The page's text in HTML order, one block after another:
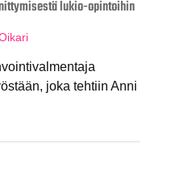
lukio-opintoihin
joka tehtiin Anni